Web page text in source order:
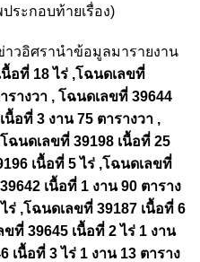
ระกอบท้ายเรื่อง)
วอิศรานำข้อมูลมารายงาน
อที่ 18 ไร่ ,โฉนดเลขที่
รางวา , โฉนดเลขที่ 39644
นื้อที่ 3 งาน 75 ตารางวา ,
ฉนดเลขที่ 39198 เนื้อที่ 25
เนื้อที่ 5 ไร่ ,โฉนดเลขที่
เนื้อที่ 1 งาน 90 ตาราง
ร่ ,โฉนดเลขที่ 39187 เนื้อที่ 6
ที่ 39645 เนื้อที่ 2 ไร่ 1 งาน
เนื้อที่ 3 ไร่ 1 งาน 13 ตาราง